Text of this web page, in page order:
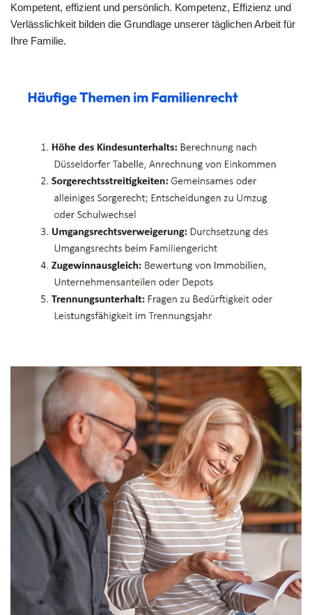
Kompetent, effizient und persönlich. Kompetenz, Effizienz und
Verlässlichkeit bilden die Grundlage unserer täglichen Arbeit für
Ihre Familie.